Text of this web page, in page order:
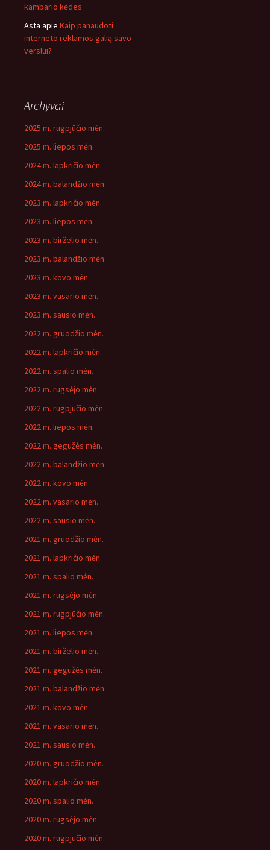
kambario kėdes
Asta apie Kaip panaudoti
interneto reklamos galią savo
verslui?
Archyvai
2025 m. rugpjūčio mėn.
2025 m. liepos mėn.
2024 m. lapkričio mėn.
2024 m. balandžio mėn.
2023 m. lapkričio mėn.
2023 m. liepos mėn.
2023 m. birželio mėn.
2023 m. balandžio mėn.
2023 m. kovo mėn.
2023 m. vasario mėn.
2023 m. sausio mėn.
2022 m. gruodžio mėn.
2022 m. lapkričio mėn.
2022 m. spalio mėn.
2022 m. rugsėjo mėn.
2022 m. rugpjūčio mėn.
2022 m. liepos mėn.
2022 m. gegužės mėn.
2022 m. balandžio mėn.
2022 m. kovo mėn.
2022 m. vasario mėn.
2022 m. sausio mėn.
2021 m. gruodžio mėn.
2021 m. lapkričio mėn.
2021 m. spalio mėn.
2021 m. rugsėjo mėn.
2021 m. rugpjūčio mėn.
2021 m. liepos mėn.
2021 m. birželio mėn.
2021 m. gegužės mėn.
2021 m. balandžio mėn.
2021 m. kovo mėn.
2021 m. vasario mėn.
2021 m. sausio mėn.
2020 m. gruodžio mėn.
2020 m. lapkričio mėn.
2020 m. spalio mėn.
2020 m. rugsėjo mėn.
2020 m. rugpjūčio mėn.